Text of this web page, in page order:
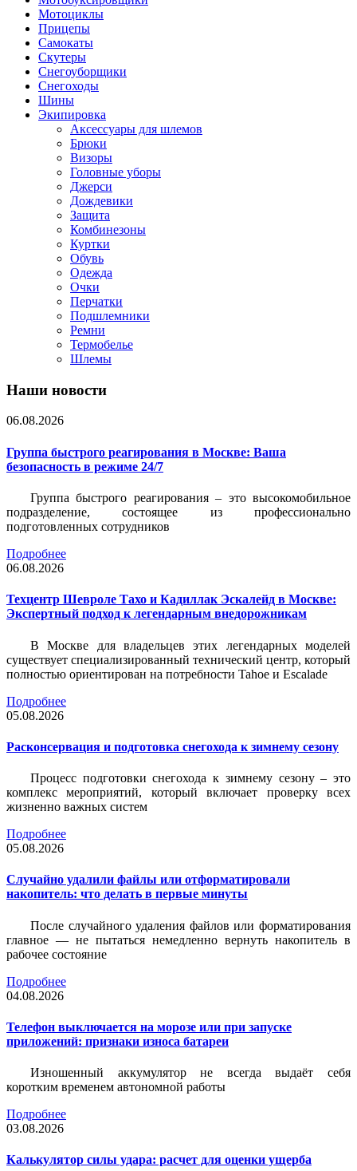
Мотоциклы
Прицепы
Самокаты
Скутеры
Снегоуборщики
Снегоходы
Шины
Экипировка
Аксессуары для шлемов
Брюки
Визоры
Головные уборы
Джерси
Дождевики
Защита
Комбинезоны
Куртки
Обувь
Одежда
Очки
Перчатки
Подшлемники
Ремни
Термобелье
Шлемы
Наши новости
06.08.2026
Группа быстрого реагирования в Москве: Ваша
безопасность в режиме 24/7
Группа быстрого реагирования – это высокомобильное
подразделение, состоящее из профессионально
подготовленных сотрудников
Подробнее
06.08.2026
Техцентр Шевроле Тахо и Кадиллак Эскалейд в Москве:
Экспертный подход к легендарным внедорожникам
В Москве для владельцев этих легендарных моделей
существует специализированный технический центр, который
полностью ориентирован на потребности Tahoe и Escalade
Подробнее
05.08.2026
Расконсервация и подготовка снегохода к зимнему сезону
Процесс подготовки снегохода к зимнему сезону – это
комплекс мероприятий, который включает проверку всех
жизненно важных систем
Подробнее
05.08.2026
Случайно удалили файлы или отформатировали
накопитель: что делать в первые минуты
После случайного удаления файлов или форматирования
главное — не пытаться немедленно вернуть накопитель в
рабочее состояние
Подробнее
04.08.2026
Телефон выключается на морозе или при запуске
приложений: признаки износа батареи
Изношенный аккумулятор не всегда выдаёт себя
коротким временем автономной работы
Подробнее
03.08.2026
Калькулятор силы удара: расчет для оценки ущерба